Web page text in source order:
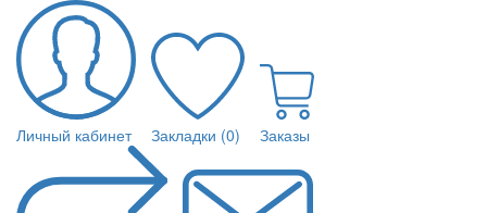
Личный кабинет Закладки (0) Заказы